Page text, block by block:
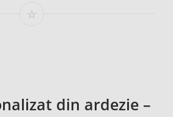
din ardezie –